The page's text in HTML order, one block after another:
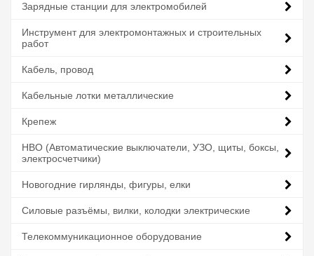
Зарядные станции для электромобилей
Инструмент для электромонтажных и строительных
работ
Кабель, провод
Кабельные лотки металлические
Крепеж
НВО (Автоматические выключатели, УЗО, щиты, боксы,
электросчетчики)
Новогодние гирлянды, фигуры, елки
Силовые разъёмы, вилки, колодки электрические
Телекоммуникационное оборудование